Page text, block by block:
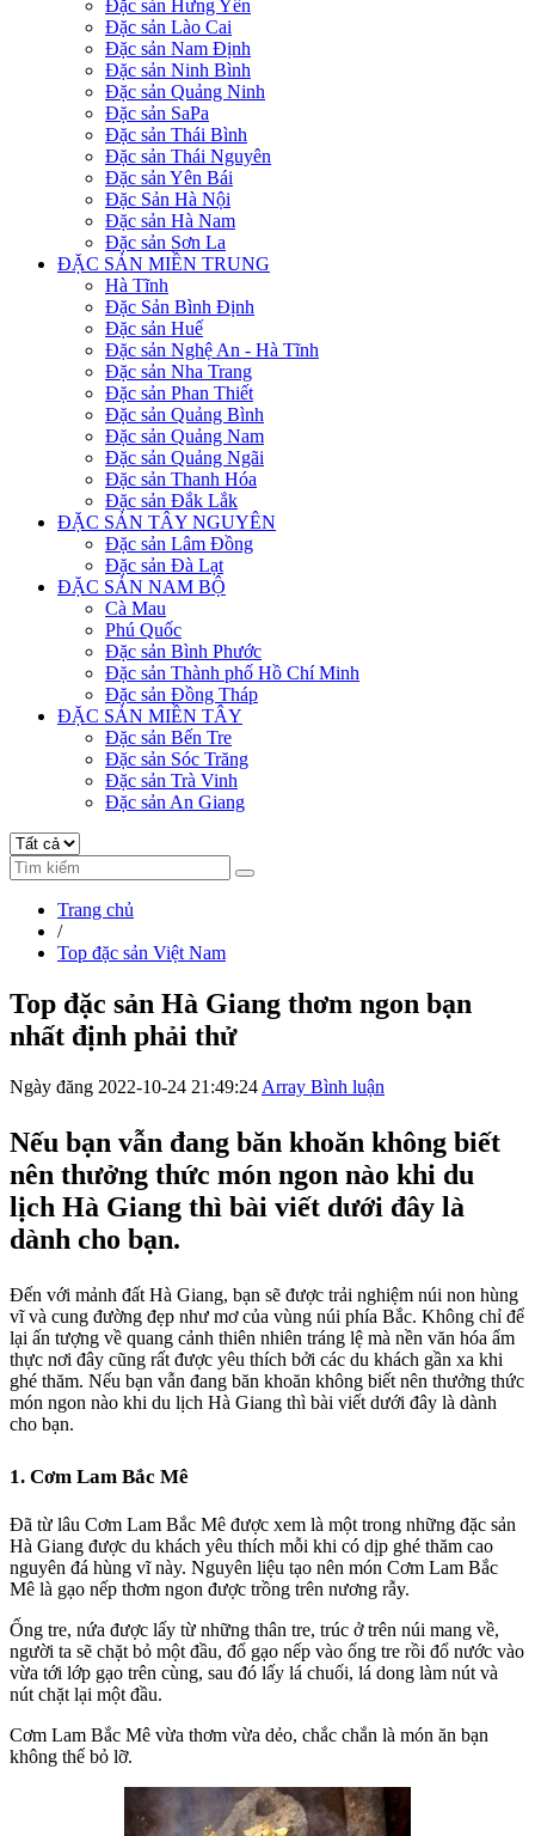
Đặc sản Hưng Yên
Đặc sản Lào Cai
Đặc sản Nam Định
Đặc sản Ninh Bình
Đặc sản Quảng Ninh
Đặc sản SaPa
Đặc sản Thái Bình
Đặc sản Thái Nguyên
Đặc sản Yên Bái
Đặc Sản Hà Nội
Đặc sản Hà Nam
Đặc sản Sơn La
ĐẶC SẢN MIỀN TRUNG
Hà Tĩnh
Đặc Sản Bình Định
Đặc sản Huế
Đặc sản Nghệ An - Hà Tĩnh
Đặc sản Nha Trang
Đặc sản Phan Thiết
Đặc sản Quảng Bình
Đặc sản Quảng Nam
Đặc sản Quảng Ngãi
Đặc sản Thanh Hóa
Đặc sản Đắk Lắk
ĐẶC SẢN TÂY NGUYÊN
Đặc sản Lâm Đồng
Đặc sản Đà Lạt
ĐẶC SẢN NAM BỘ
Cà Mau
Phú Quốc
Đặc sản Bình Phước
Đặc sản Thành phố Hồ Chí Minh
Đặc sản Đồng Tháp
ĐẶC SẢN MIỀN TÂY
Đặc sản Bến Tre
Đặc sản Sóc Trăng
Đặc sản Trà Vinh
Đặc sản An Giang
Trang chủ
/
Top đặc sản Việt Nam
Top đặc sản Hà Giang thơm ngon bạn
nhất định phải thử
Ngày đăng 2022-10-24 21:49:24 Array Bình luận
Nếu bạn vẫn đang băn khoăn không biết
nên thưởng thức món ngon nào khi du
lịch Hà Giang thì bài viết dưới đây là
dành cho bạn.
Đến với mảnh đất Hà Giang, bạn sẽ được trải nghiệm núi non hùng
vĩ và cung đường đẹp như mơ của vùng núi phía Bắc. Không chỉ để
lại ấn tượng về quang cảnh thiên nhiên tráng lệ mà nền văn hóa ẩm
thực nơi đây cũng rất được yêu thích bởi các du khách gần xa khi
ghé thăm. Nếu bạn vẫn đang băn khoăn không biết nên thưởng thức
món ngon nào khi du lịch Hà Giang thì bài viết dưới đây là dành
cho bạn.
1. Cơm Lam Bắc Mê
Đã từ lâu Cơm Lam Bắc Mê được xem là một trong những đặc sản
Hà Giang được du khách yêu thích mỗi khi có dịp ghé thăm cao
nguyên đá hùng vĩ này. Nguyên liệu tạo nên món Cơm Lam Bắc
Mê là gạo nếp thơm ngon được trồng trên nương rẫy.
Ống tre, nứa được lấy từ những thân tre, trúc ở trên núi mang về,
người ta sẽ chặt bỏ một đầu, đổ gạo nếp vào ống tre rồi đổ nước vào
vừa tới lớp gạo trên cùng, sau đó lấy lá chuối, lá dong làm nút và
nút chặt lại một đầu.
Cơm Lam Bắc Mê vừa thơm vừa dẻo, chắc chắn là món ăn bạn
không thể bỏ lỡ.